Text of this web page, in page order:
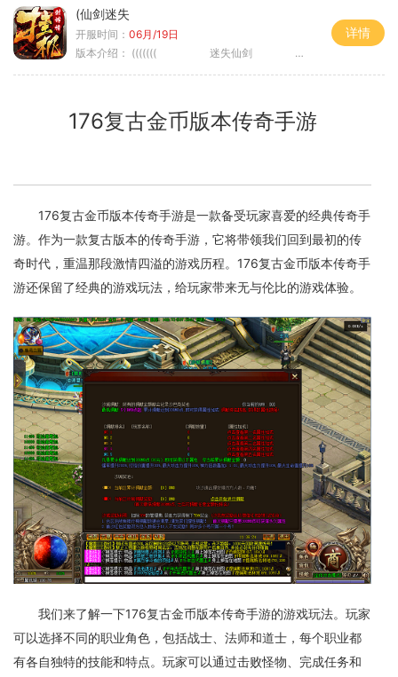
(仙剑迷失
开服时间： 06月/19日
版本介绍： ((((((( 迷失仙剑 )))))
详情
176复古金币版本传奇手游
176复古金币版本传奇手游是一款备受玩家喜爱的经典传奇手
游。作为一款复古版本的传奇手游，它将带领我们回到最初的传
奇时代，重温那段激情四溢的游戏历程。176复古金币版本传奇手
游还保留了经典的游戏玩法，给玩家带来无与伦比的游戏体验。
我们来了解一下176复古金币版本传奇手游的游戏玩法。玩家
可以选择不同的职业角色，包括战士、法师和道士，每个职业都
有各自独特的技能和特点。玩家可以通过击败怪物、完成任务和